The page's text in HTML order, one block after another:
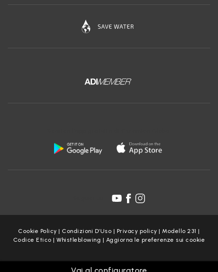
Cookie Policy | Condizioni D’Uso | Privacy policy |Modello 231 |
Codice Etico |Whistleblowing | Aggiorna le preferenze sui cookie